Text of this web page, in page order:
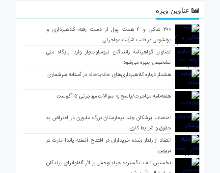
عناوین ویژه
۳۰۰ شاکی و ۴ همت پول از دست رفته؛ کلاهبرداری و
پولشویی در قالب شرکت مهاجرتی
تصاویر گواهینامه رانندگان نیوساوت‌ولز وارد پایگاه ملی
تشخیص چهره می‌شود
هشدار درباره کلاهبرداری‌های خانه‌به‌خانه در آستانه سرشماری
هفته‌نامه مهاجرت/پاسخ به سوالات مهاجرتی ۵ آگوست
اعتصاب پزشکان چند بیمارستان بزرگ ملبورن در اعتراض به
حقوق و شرایط کاری
انتقاد از رفتار زننده خریداران در افتتاح آشفته پاندا مارت در
بریزبن
نخستین تلفات گسترده حیات‌وحش بر اثر آنفلوانزای پرندگان